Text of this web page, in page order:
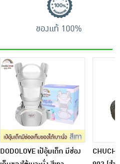
ของแท้ 100%
DODOLOVE เป้อุ้มเด็ก มีช่อง